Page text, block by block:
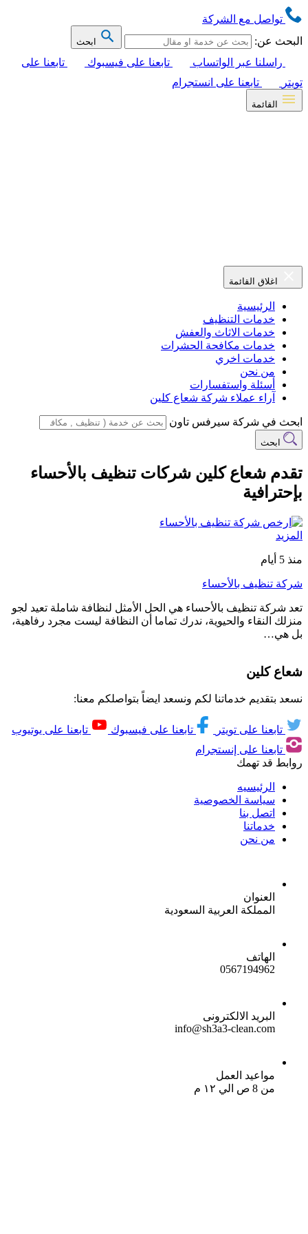
تواصل مع الشركة
البحث عن:
ابحث
راسلنا عبر الواتساب تابعنا على فيسبوك
تابعنا على
تويتر
تابعنا على انستجرام
القائمة
اغلاق القائمة
الرئيسية
خدمات التنظيف
خدمات الاثاث والعفش
خدمات مكافحة الحشرات
خدمات اخري
من نحن
أسئلة واستفسارات
آراء عملاء شركة شعاع كلين
ابحث في شركة سيرفس تاون
ابحث
تقدم شعاع كلين شركات تنظيف بالأحساء
بإحترافية
المزيد
منذ 5 أيام
شركة تنظيف بالأحساء
تعد شركة تنظيف بالأحساء هي الحل الأمثل لنظافة شاملة تعيد لجو
منزلك النقاء والحيوية، ندرك تماما أن النظافة ليست مجرد رفاهية،
بل هي…
شعاع كلين
نسعد بتقديم خدماتنا لكم ونسعد ايضاً بتواصلكم معنا:
تابعنا على تويتر تابعنا على فيسبوك
تابعنا على يوتيوب
تابعنا على إنستجرام
روابط قد تهمك
الرئيسيه
سياسة الخصوصية
اتصل بنا
خدماتنا
من نحن
العنوان
المملكة العربية السعودية
الهاتف
0567194962
البريد الالكترونى
info@sh3a3-clean.com
مواعيد العمل
من 8 ص الي ١٢ م